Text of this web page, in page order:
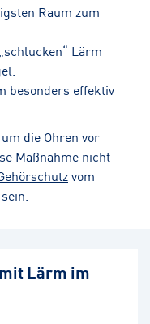
Raum zum
Lärm
besonders effektiv
die Ohren vor
Maßnahme nicht
vom
Lärm im